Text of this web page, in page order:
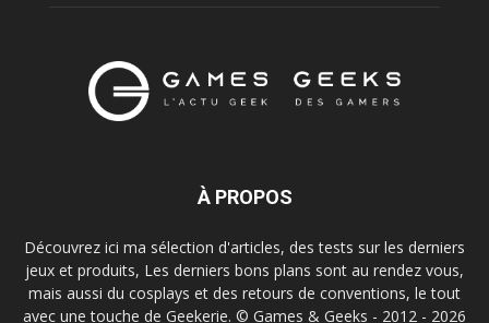
À PROPOS
Découvrez ici ma sélection d'articles, des tests sur les derniers
jeux et produits, Les derniers bons plans sont au rendez vous,
mais aussi du cosplays et des retours de conventions, le tout
avec une touche de Geekerie. © Games & Geeks - 2012 - 2026